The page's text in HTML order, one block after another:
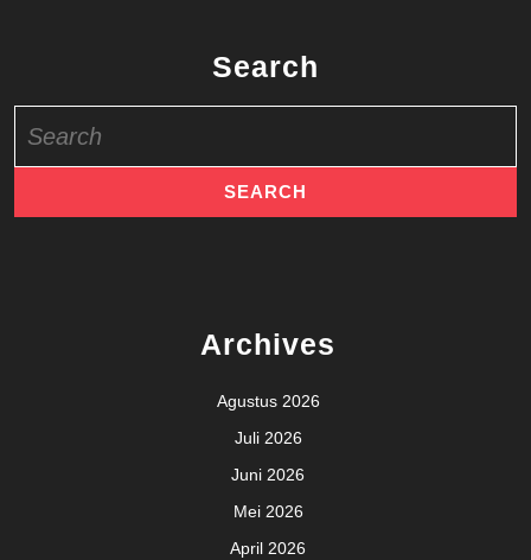
Search
for:
Archives
Agustus 2026
Juli 2026
Juni 2026
Mei 2026
April 2026